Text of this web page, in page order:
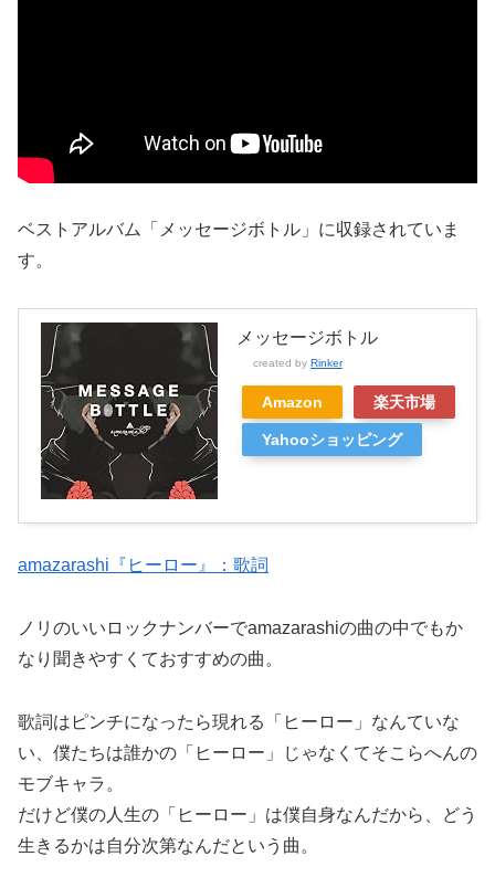
ベストアルバム「メッセージボトル」に収録されていま
す。
メッセージボトル
created by Rinker
Amazon 楽天市場
Yahooショッピング
amazarashi『ヒーロー』：歌詞
ノリのいいロックナンバーでamazarashiの曲の中でもか
なり聞きやすくておすすめの曲。
歌詞はピンチになったら現れる「ヒーロー」なんていな
い、僕たちは誰かの「ヒーロー」じゃなくてそこらへんの
モブキャラ。
だけど僕の人生の「ヒーロー」は僕自身なんだから、どう
生きるかは自分次第なんだという曲。